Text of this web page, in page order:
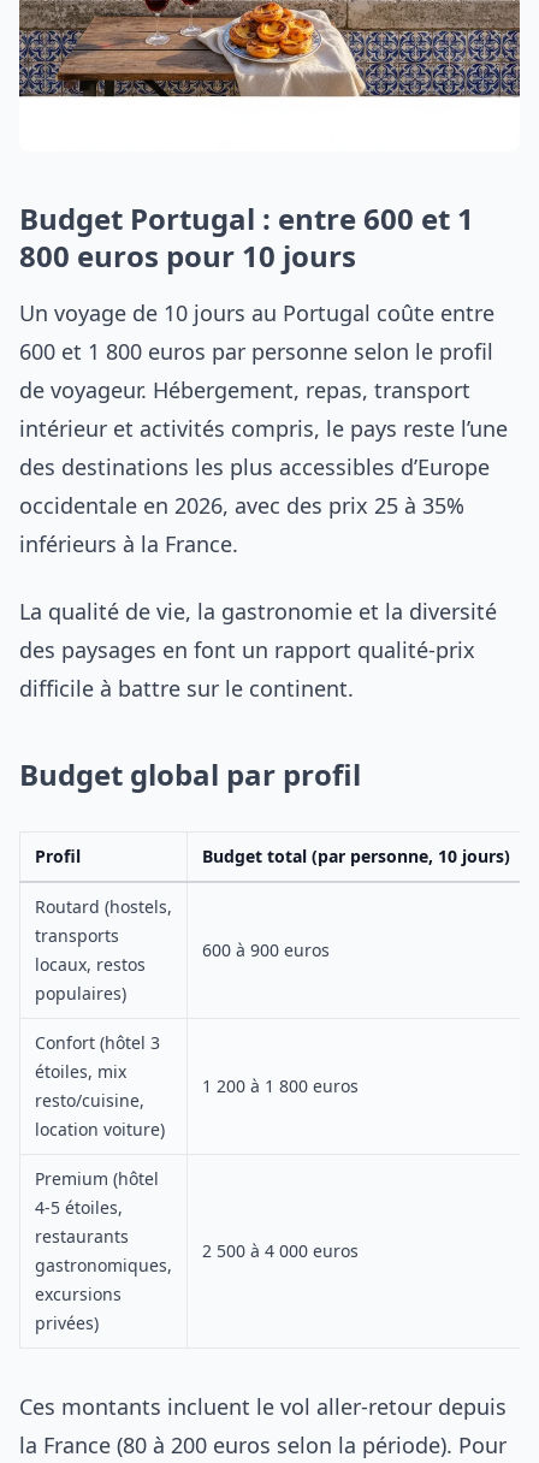
Budget Portugal : entre 600 et 1
800 euros pour 10 jours
Un voyage de 10 jours au Portugal coûte entre
600 et 1 800 euros par personne selon le profil
de voyageur. Hébergement, repas, transport
intérieur et activités compris, le pays reste l’une
des destinations les plus accessibles d’Europe
occidentale en 2026, avec des prix 25 à 35%
inférieurs à la France.
La qualité de vie, la gastronomie et la diversité
des paysages en font un rapport qualité-prix
difficile à battre sur le continent.
Budget global par profil
Profil Budget total (par personne, 10 jours)
Routard (hostels,
transports
locaux, restos
populaires)
600 à 900 euros
Confort (hôtel 3
étoiles, mix
resto/cuisine,
location voiture)
1 200 à 1 800 euros
Premium (hôtel
4-5 étoiles,
restaurants
gastronomiques,
excursions
privées)
2 500 à 4 000 euros
Ces montants incluent le vol aller-retour depuis
la France (80 à 200 euros selon la période). Pour